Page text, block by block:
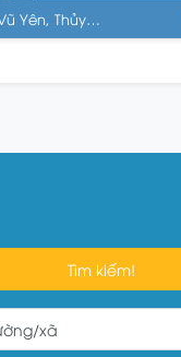
Yên, Thủy
Tìm kiếm!